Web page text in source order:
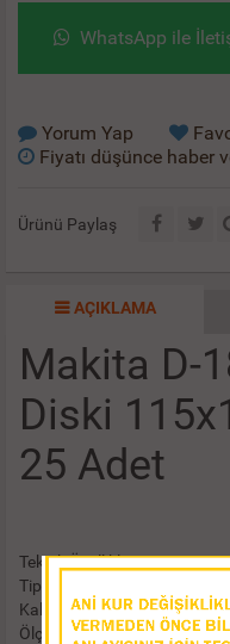
WhatsApp ile
Yorum Yap
Fiyatı düşünce haber
Ürünü Paylaş
AÇIKLAMA
Makita D-
Diski
25 Adet
Teknik Özellikler
Tip: Bombeli
Kalite: WA60T
Ölçüler